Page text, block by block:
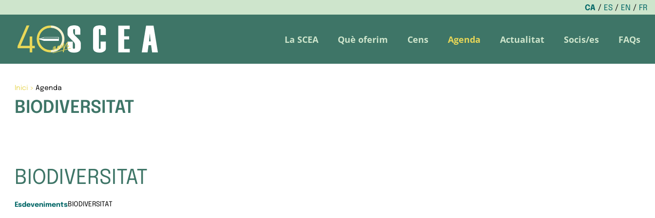
CA ES EN
FR
content
La SCEA Què oferim Cens Agenda Actualitat Socis/es FAQs
Inici> Agenda
BIODIVERSITAT
BIODIVERSITAT
EsdevenimentsBIODIVERSITAT